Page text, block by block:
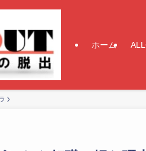
ホーム